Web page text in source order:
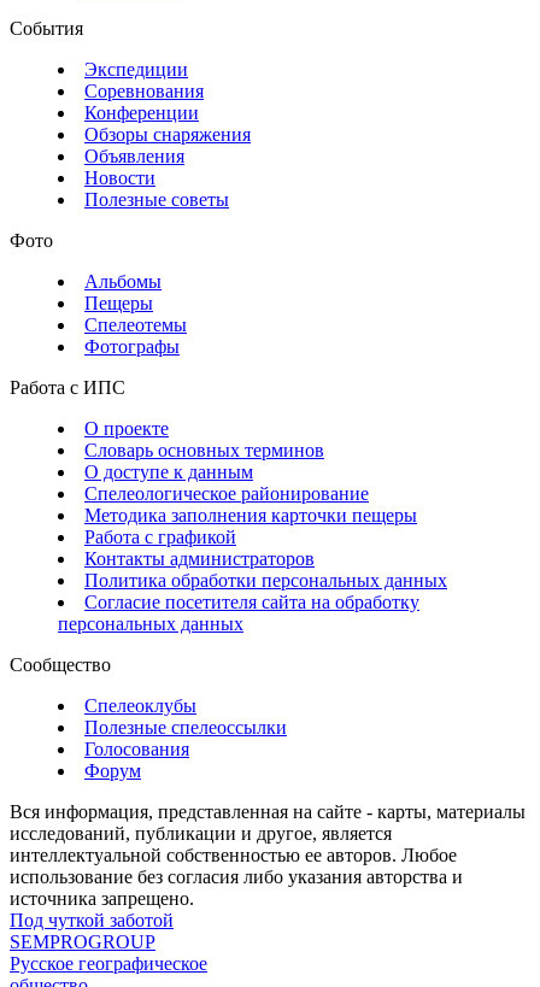
События
Экспедиции
Соревнования
Конференции
Обзоры снаряжения
Объявления
Новости
Полезные советы
Фото
Альбомы
Пещеры
Спелеотемы
Фотографы
Работа с ИПС
О проекте
Словарь основных терминов
О доступе к данным
Спелеологическое районирование
Методика заполнения карточки пещеры
Работа с графикой
Контакты администраторов
Политика обработки персональных данных
Согласие посетителя сайта на обработку
персональных данных
Сообщество
Спелеоклубы
Полезные спелеоссылки
Голосования
Форум
Вся информация, представленная на сайте - карты, материалы
исследований, публикации и другое, является
интеллектуальной собственностью ее авторов. Любое
использование без согласия либо указания авторства и
источника запрещено.
Под чуткой заботой
SEMPROGROUP
Русское географическое